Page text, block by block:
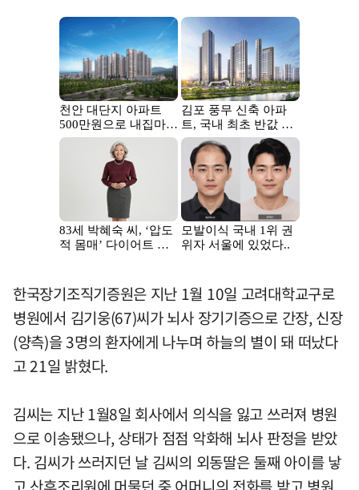
한국장기조직기증원은 지난 1월 10일 고려대학교구로
병원에서 김기웅(67)씨가 뇌사 장기기증으로 간장, 신장
(양측)을 3명의 환자에게 나누며 하늘의 별이 돼 떠났다
고 21일 밝혔다.
김씨는 지난 1월8일 회사에서 의식을 잃고 쓰러져 병원
으로 이송됐으나, 상태가 점점 악화해 뇌사 판정을 받았
다. 김씨가 쓰러지던 날 김씨의 외동딸은 둘째 아이를 낳